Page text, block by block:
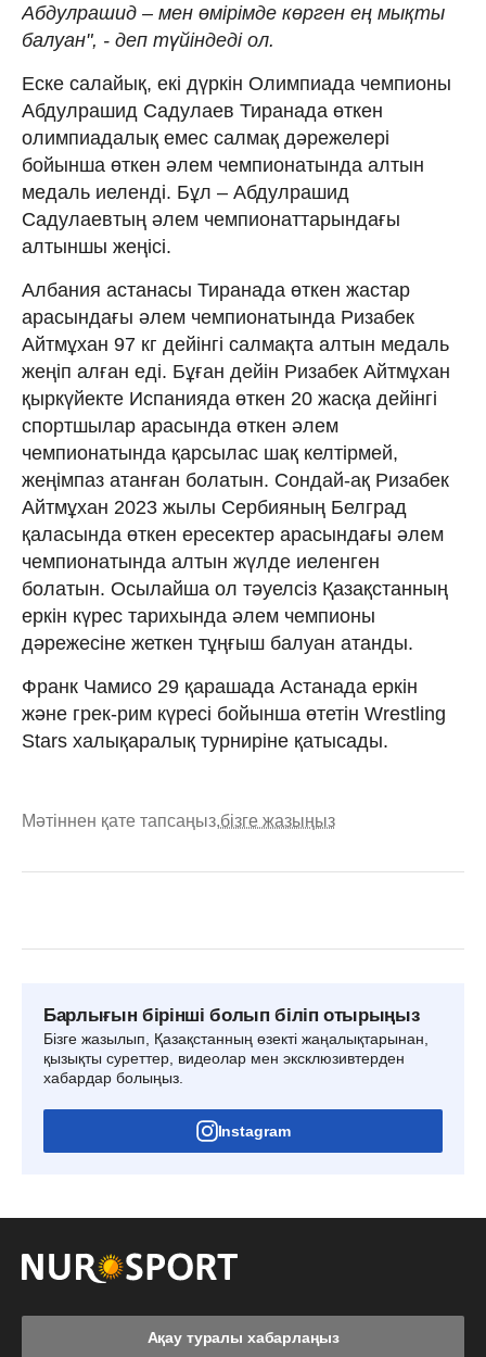
Абдулрашид – мен өмірімде көрген ең мықты
балуан", - деп түйіндеді ол.
Еске салайық, екі дүркін Олимпиада чемпионы
Абдулрашид Садулаев Тиранада өткен
олимпиадалық емес салмақ дәрежелері
бойынша өткен әлем чемпионатында алтын
медаль иеленді. Бұл – Абдулрашид
Садулаевтың әлем чемпионаттарындағы
алтыншы жеңісі.
Албания астанасы Тиранада өткен жастар
арасындағы әлем чемпионатында Ризабек
Айтмұхан 97 кг дейінгі салмақта алтын медаль
жеңіп алған еді. Бұған дейін Ризабек Айтмұхан
қыркүйекте Испанияда өткен 20 жасқа дейінгі
спортшылар арасында өткен әлем
чемпионатында қарсылас шақ келтірмей,
жеңімпаз атанған болатын. Сондай-ақ Ризабек
Айтмұхан 2023 жылы Сербияның Белград
қаласында өткен ересектер арасындағы әлем
чемпионатында алтын жүлде иеленген
болатын. Осылайша ол тәуелсіз Қазақстанның
еркін күрес тарихында әлем чемпионы
дәрежесіне жеткен тұңғыш балуан атанды.
Франк Чамисо 29 қарашада Астанада еркін
және грек-рим күресі бойынша өтетін Wrestling
Stars халықаралық турниріне қатысады.
Мәтіннен қате тапсаңыз,бізге жазыңыз
Барлығын бірінші болып біліп отырыңыз
Бізге жазылып, Қазақстанның өзекті жаңалықтарынан,
қызықты суреттер, видеолар мен эксклюзивтерден
хабардар болыңыз.
Instagram
Ақау туралы хабарлаңыз